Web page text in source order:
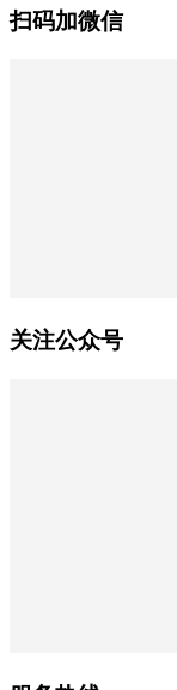
扫码加微信
关注公众号